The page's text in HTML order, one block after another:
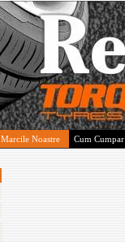
Marcile Noastre Cum Cumpar